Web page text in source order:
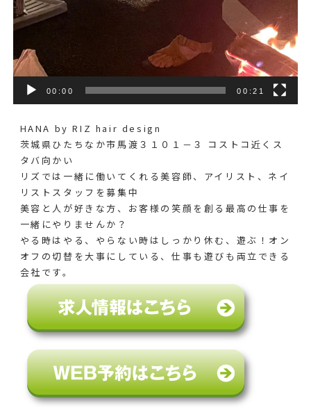
00:00 00:21
HANA by RIZ hair design
茨城県ひたちなか市馬渡３１０１－３ コストコ近くス
タバ向かい
リズでは一緒に働いてくれる美容師、アイリスト、ネイ
リストスタッフを募集中
美容と人が好きな方、お客様の笑顔を創る最高の仕事を
一緒にやりませんか？
やる時はやる、やらない時はしっかり休む、遊ぶ！オン
オフの切替を大事にしている、仕事も遊びも両立できる
会社です。